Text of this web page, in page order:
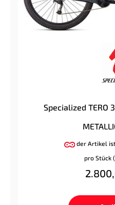
Specialized TERO
der Artikel
pro Stück